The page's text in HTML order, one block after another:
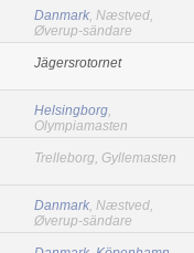
Danmark, Næstved,
Øverup-sändare
Jägersrotornet
Helsingborg,
Olympiamasten
Trelleborg, Gyllemasten
Danmark, Næstved,
Øverup-sändare